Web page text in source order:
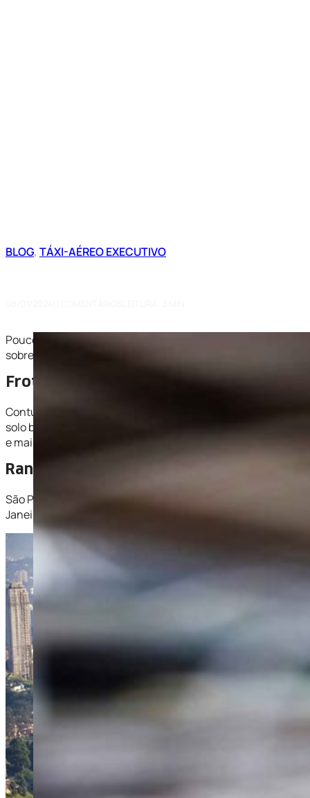
BLOG, TÁXI-AÉREO EXECUTIVO
Poucos modos de transporte oferecem a mesma
sobre a segurança desse meio de transporte. Aqui,
Frota de Helicópteros no Mundo e no
Contudo, de acordo com dados recentes da Statista, os
solo brasileiro, a Associação Brasileira de Pilotos de
e mais de 2 mil pilotos operando no país.
Ranking de Cidades com Maior Número
São Paulo destaca-se como uma das cidades líderes em
Janeiro e outras. Essa intensa atividade demandou um